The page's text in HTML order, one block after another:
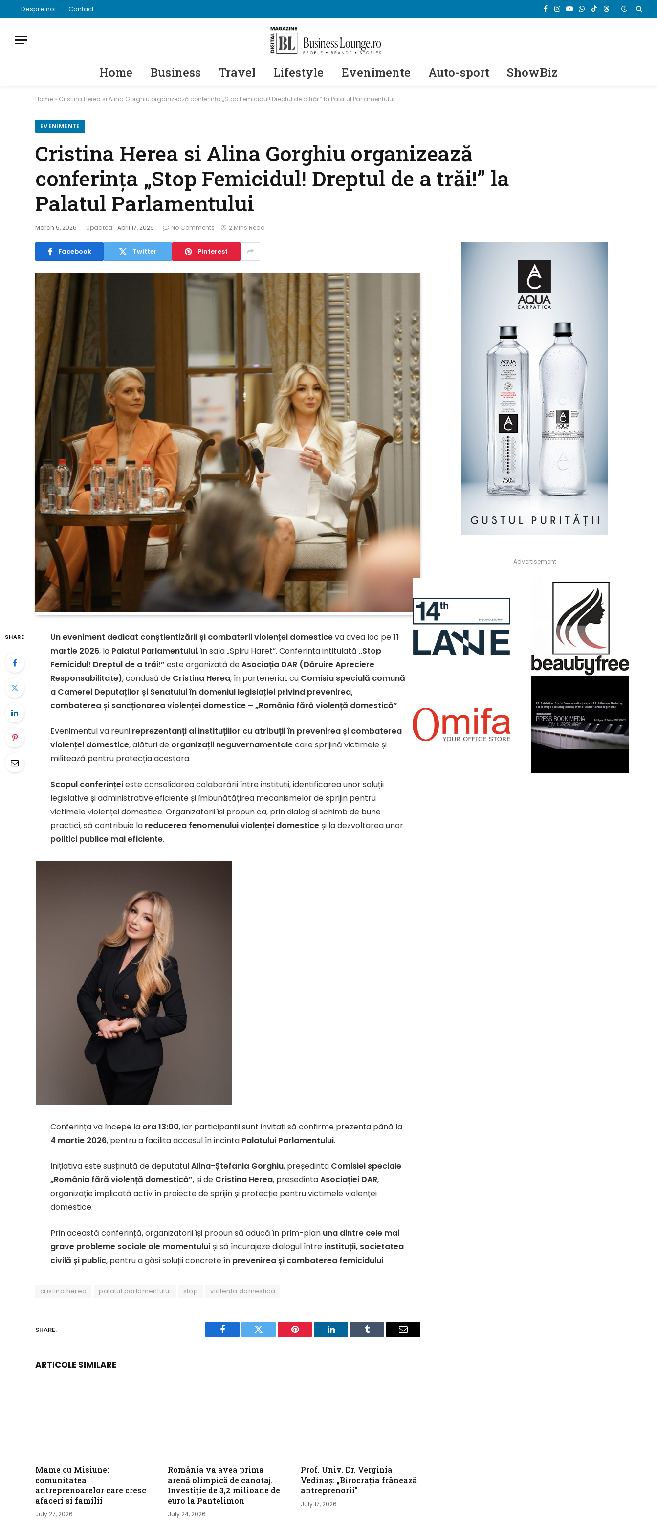
Despre noi Contact Facebook
Instagram
YouTube
WhatsApp
TikTokThreads
Home Business Travel Lifestyle Evenimente Auto-sport ShowBiz
Home » Cristina Herea si Alina Gorghiu organizează conferința „Stop Femicidul! Dreptul de a trăi!” la Palatul Parlamentului
EVENIMENTE
Cristina Herea si Alina Gorghiu organizează
conferința „Stop Femicidul! Dreptul de a trăi!” la
Palatul Parlamentului
March 5, 2026 Updated: April 17, 2026 No Comments 2 Mins Read
Facebook Twitter Pinterest
SHARE Un eveniment dedicat conștientizării și combaterii violenței domesticeva avea loc pe11
martie 2026, la Palatul Parlamentului, în sala „Spiru Haret”. Conferința intitulată „Stop
Femicidul! Dreptul de a trăi!” este organizată deAsociația DAR (Dăruire Apreciere
Responsabilitate), condusă de Cristina Herea, în parteneriat cu Comisia specială comună
a Camerei Deputaților și Senatului în domeniul legislației privind prevenirea,
combaterea și sancționarea violenței domestice – „România fără violență domestică”.
Evenimentul va reuni reprezentanți ai instituțiilor cu atribuții în prevenirea și combaterea
violenței domestice, alături de organizații neguvernamentalecare sprijină victimele și
militează pentru protecția acestora.
Scopul conferințeieste consolidarea colaborării între instituții, identificarea unor soluții
legislative și administrative eficiente și îmbunătățirea mecanismelor de sprijin pentru
victimele violenței domestice. Organizatorii își propun ca, prin dialog și schimb de bune
practici, să contribuie la reducerea fenomenului violenței domestice și la dezvoltarea unor
politici publice mai eficiente.
Conferința va începe la ora 13:00, iar participanții sunt invitați să confirme prezența până la
4 martie 2026, pentru a facilita accesul în incinta Palatului Parlamentului.
Inițiativa este susținută de deputatulAlina-Ștefania Gorghiu, președinta Comisiei speciale
„România fără violență domestică”, și de Cristina Herea, președintaAsociației DAR,
organizație implicată activ în proiecte de sprijin și protecție pentru victimele violenței
domestice.
Prin această conferință, organizatorii își propun să aducă în prim-plan una dintre cele mai
grave probleme sociale ale momentului și să încurajeze dialogul între instituții, societatea
civilă și public, pentru a găsi soluții concrete în prevenirea și combaterea femicidului.
cristina herea palatul parlamentului stop violenta domestica
SHARE.
Facebook Twitter Pinterest LinkedIn Tumblr Email
ARTICOLE SIMILARE
Mame cu Misiune:
comunitatea
antreprenoarelor care cresc
afaceri si familii
July 27, 2026
România va avea prima
arenă olimpică de canotaj.
Investiție de 3,2 milioane de
euro la Pantelimon
July 24, 2026
Prof. Univ. Dr. Verginia
Vedinaș: „Birocrația frânează
antreprenorii”
July 17, 2026
Advertisement